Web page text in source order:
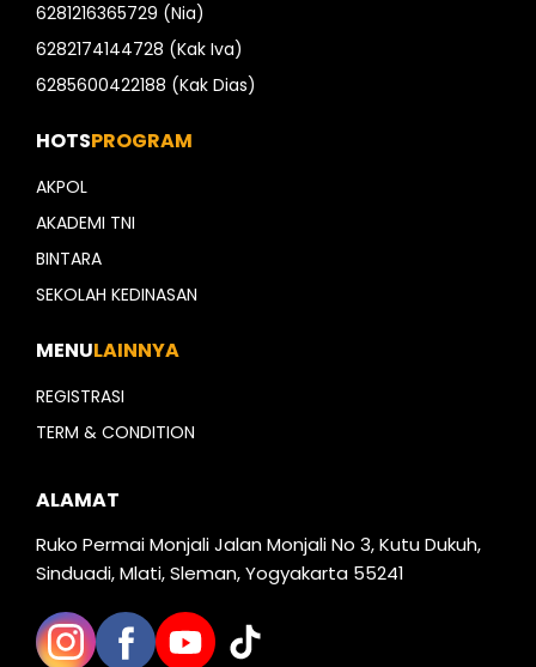
6281216365729 (Nia)
6282174144728 (Kak Iva)
6285600422188 (Kak Dias)
HOTSPROGRAM
AKPOL
AKADEMI TNI
BINTARA
SEKOLAH KEDINASAN
MENULAINNYA
REGISTRASI
TERM & CONDITION
ALAMAT
Ruko Permai Monjali Jalan Monjali No 3, Kutu Dukuh,
Sinduadi, Mlati, Sleman, Yogyakarta 55241